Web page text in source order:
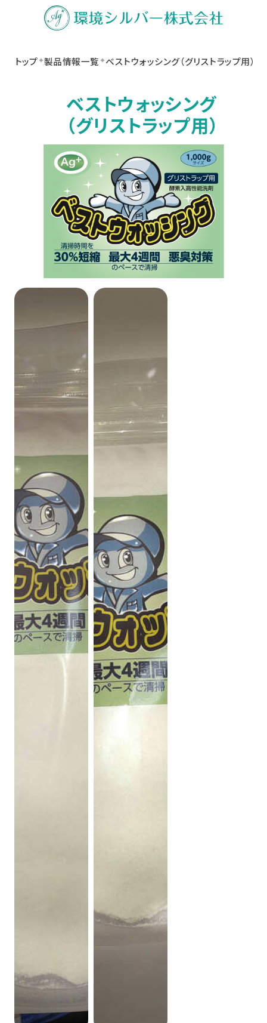
トップ 製品情報一覧 ベストウォッシング（グリストラップ用）
ベストウォッシング
（グリストラップ用）